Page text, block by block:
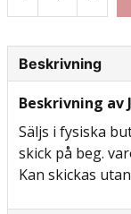
Beskrivning
Beskrivning av
Säljs i fysiska
skick på beg.
Kan skickas